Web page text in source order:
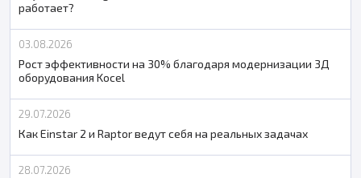
работает?
03.08.2026
Рост эффективности на 30% благодаря модернизации 3Д
оборудования Kocel
29.07.2026
Как Einstar 2 и Raptor ведут себя на реальных задачах
28.07.2026